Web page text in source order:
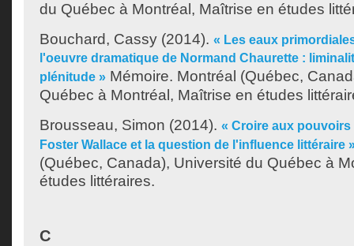
du Québec à Montréal, Maîtrise en études
Bouchard, Cassy (2014). « Les eaux
l'oeuvre dramatique de Normand Chaurette :
plénitude » Mémoire. Montréal (Québec,
Québec à Montréal, Maîtrise en études
Brousseau, Simon (2014). « Croire aux
Foster Wallace et la question de l'influence littéraire
(Québec, Canada), Université du Québec à
études littéraires.
C